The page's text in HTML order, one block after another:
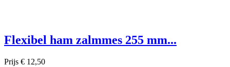
Flexibel ham zalmmes 255 mm...
Prijs € 12,50